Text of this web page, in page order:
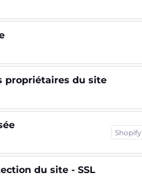
propriétaires du site
Shopify
du site - SSL